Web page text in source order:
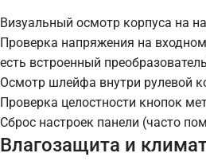
Визуальный осмотр корпуса на
Проверка напряжения на
есть встроенный
Осмотр шлейфа внутри рулевой
Проверка целостности кнопок
Сброс настроек панели (часто
Влагозащита и